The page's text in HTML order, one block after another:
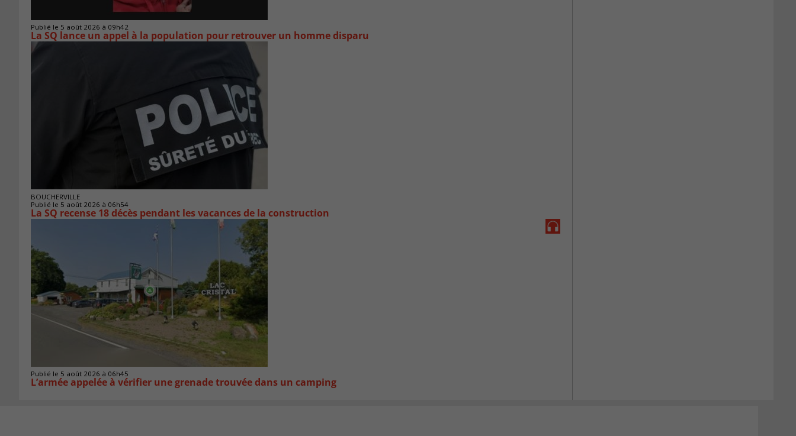
Publié le 5 août 2026 à 09h42
La SQ lance un appel à la population pour retrouver un homme disparu
BOUCHERVILLE
Publié le 5 août 2026 à 06h54
La SQ recense 18 décès pendant les vacances de la construction
Publié le 5 août 2026 à 06h45
L’armée appelée à vérifier une grenade trouvée dans un camping